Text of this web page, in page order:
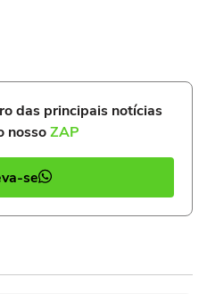
das principais notícias
nossoZAP
se